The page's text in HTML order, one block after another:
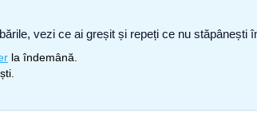
vezi ce ai greșit și repeți ce nu
la îndemână.